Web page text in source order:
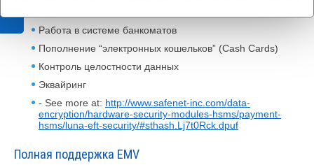
Работа в системе банкоматов
Пополнение “электронных кошельков” (Cash Cards)
Контроль целостности данных
Эквайринг
- See more at: http://www.safenet-inc.com/data-
encryption/hardware-security-modules-hsms/payment-
hsms/luna-eft-security/#sthash.Lj7t0Rck.dpuf
Полная поддержка EMV